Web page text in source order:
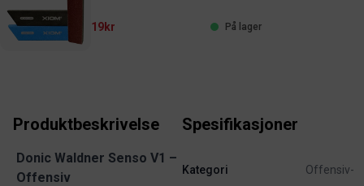
19kr På lager
Produktbeskrivelse
Donic Waldner Senso V1 –
Offensiv
Spesifikasjoner
Kategori Offensiv-